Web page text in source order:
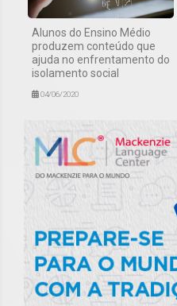
Alunos do Ensino Médio
produzem conteúdo que
ajuda no enfrentamento do
isolamento social
04/06/2020